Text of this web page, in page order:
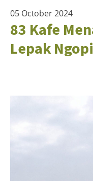
05 October 2024
83 Kafe
Lepak